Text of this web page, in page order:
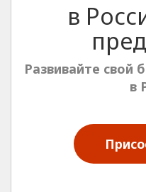
в
Развивайте свой
в